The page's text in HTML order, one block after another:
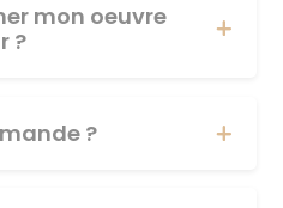
mon oeuvre
?
?